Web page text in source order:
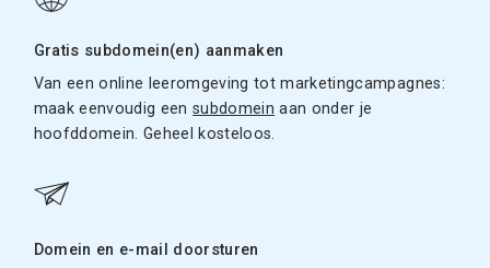
Gratis subdomein(en) aanmaken
Van een online leeromgeving tot marketingcampagnes:
maak eenvoudig eensubdomein aan onder je
hoofddomein. Geheel kosteloos.
Domein en e-mail doorsturen